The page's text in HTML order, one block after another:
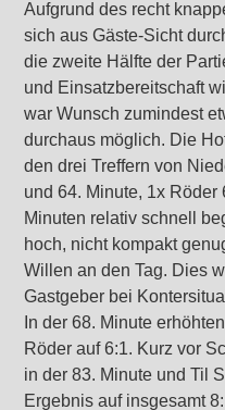
Aufgrund des recht
sich aus Gäste-Sicht
die zweite Hälfte der
und Einsatzbereitschaft
war Wunsch zumindest
durchaus möglich. Die
den drei Treffern von
und 64. Minute, 1x
Minuten relativ schnell
hoch, nicht kompakt
Willen an den Tag. Dies
Gastgeber bei
In der 68. Minute
Röder auf 6:1. Kurz vor
in der 83. Minute und Til
Ergebnis auf insgesamt